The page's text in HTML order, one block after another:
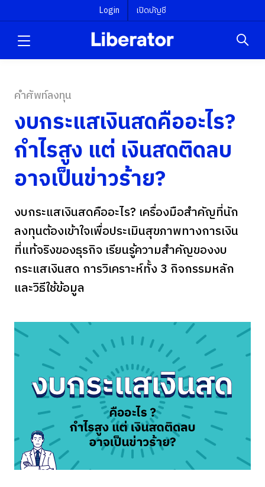
Login เปิดบัญชี
คำศัพท์ลงทุน
งบกระแสเงินสดคืออะไร?
กำไรสูง แต่ เงินสดติดลบ
อาจเป็นข่าวร้าย?
งบกระแสเงินสดคืออะไร? เครื่องมือสำคัญที่นัก
ลงทุนต้องเข้าใจเพื่อประเมินสุขภาพทางการเงิน
ที่แท้จริงของธุรกิจ เรียนรู้ความสำคัญของงบ
กระแสเงินสด การวิเคราะห์ทั้ง 3 กิจกรรมหลัก
และวิธีใช้ข้อมูล